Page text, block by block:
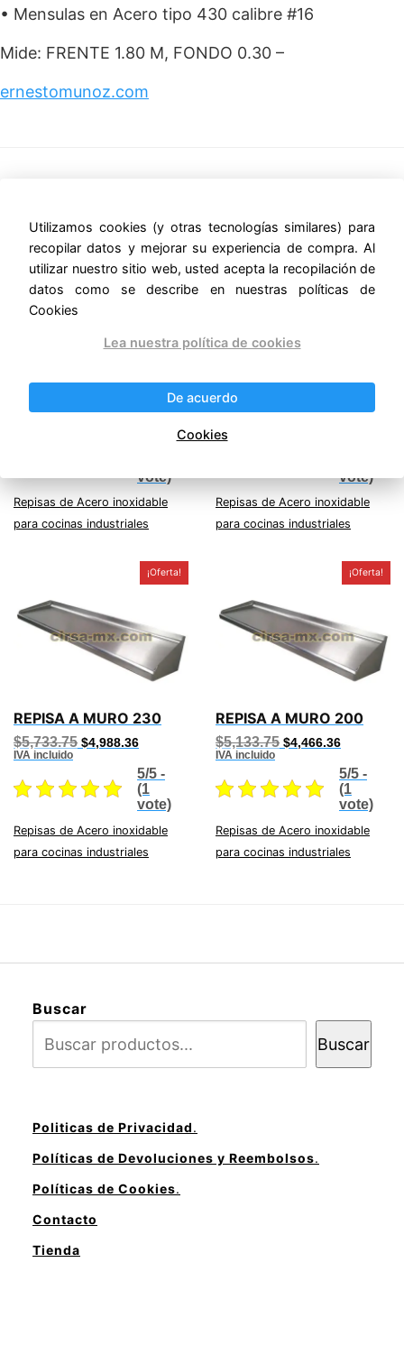
• Mensulas en Acero tipo 430 calibre #16
Mide: FRENTE 1.80 M, FONDO 0.30 –
ernestomunoz.com
Productos relacionados
¡Oferta!
REPISA A MURO 120
3,250.00 Original
$2,827.50Current
vote)
Repisas de Acero inoxidable
para cocinas industriales
¡Oferta!
REPISA A MURO 300
$7,125.00 Original
$6,198.75Current
vote)
Repisas de Acero inoxidable
para cocinas industriales
¡Oferta!
REPISA A MURO 230
$5,733.75 Original
$5,733.75.
$4,988.36
is:
$4,988.36.
IVA incluido
5/5 -
(1
vote)
Repisas de Acero inoxidable
para cocinas industriales
¡Oferta!
REPISA A MURO 200
$5,133.75 Original
$5,133.75.
$4,466.36
is:
$4,466.36.
IVA incluido
5/5 -
(1
vote)
Repisas de Acero inoxidable
para cocinas industriales
Buscar
Buscar
Politicas de Privacidad.
Políticas de Devoluciones y Reembolsos.
Políticas de Cookies.
Contacto
Tienda
Utilizamos cookies (y otras tecnologías similares) para
recopilar datos y mejorar su experiencia de compra. Al
utilizar nuestro sitio web, usted acepta la recopilación de
datos como se describe en nuestras políticas de
Cookies
Lea nuestra política de cookies
De acuerdo
Cookies